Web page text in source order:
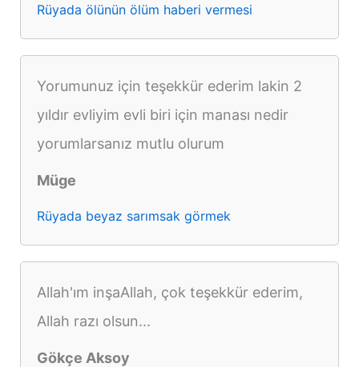
Rüyada ölünün ölüm haberi vermesi
Yorumunuz için teşekkür ederim lakin 2
yıldır evliyim evli biri için manası nedir
yorumlarsanız mutlu olurum
Müge
Rüyada beyaz sarımsak görmek
Allah'ım inşaAllah, çok teşekkür ederim,
Allah razı olsun...
Gökçe Aksoy